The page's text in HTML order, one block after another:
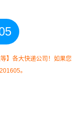
7518元
是按单价×公里，
知晓！
】各大快递公司！如果您
。